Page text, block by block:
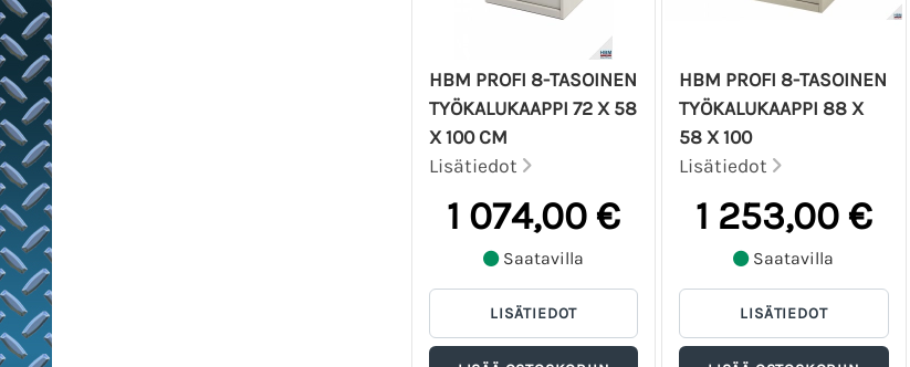
HBM PROFI 8-TASOINEN
TYÖKALUKAAPPI 72 X 58
X 100 CM
Lisätiedot
1 074,00 €
Saatavilla
HBM PROFI 8-TASOINEN
TYÖKALUKAAPPI 88 X
58 X 100
Lisätiedot
1 253,00 €
Saatavilla